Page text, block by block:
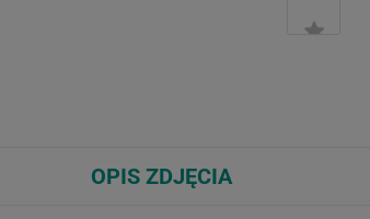
OPIS ZDJĘCIA